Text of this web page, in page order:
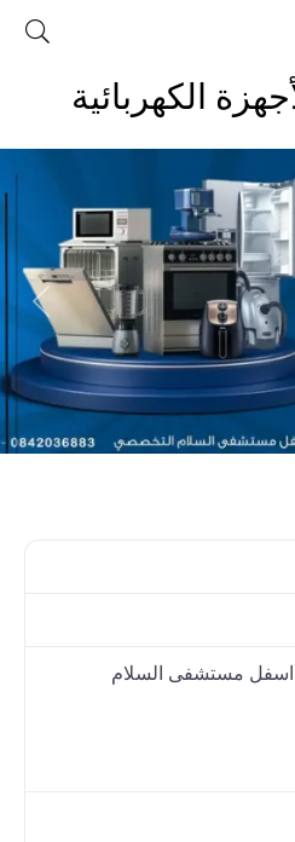
الكهربائية
اسفل مستشفى السلام